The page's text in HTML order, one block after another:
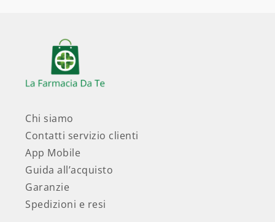
Chi siamo
Contatti servizio clienti
App Mobile
Guida all’acquisto
Garanzie
Spedizioni e resi